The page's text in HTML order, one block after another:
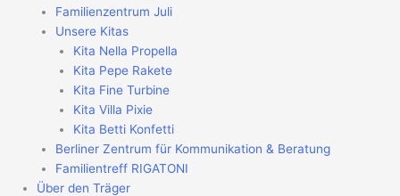
Familienzentrum Juli
Unsere Kitas
Kita Nella Propella
Kita Pepe Rakete
Kita Fine Turbine
Kita Villa Pixie
Kita Betti Konfetti
Berliner Zentrum für Kommunikation & Beratung
Familientreff RIGATONI
Über den Träger